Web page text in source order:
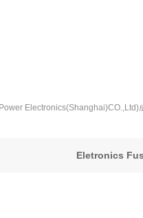
Eletronics